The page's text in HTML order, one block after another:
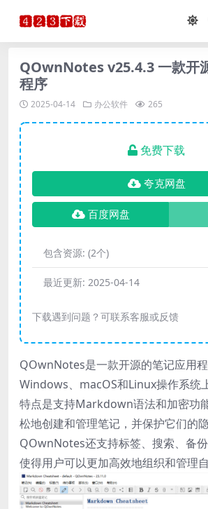
QOwnNotes v25.4.3 一款开
程序
2025-04-14 办公软件 265
免费下载
夸克网盘
百度网盘
包含资源: (2个)
最近更新: 2025-04-14
下载遇到问题？可联系客服或反馈
QOwnNotes是一款开源的笔记应用
Windows、macOS和Linux操作系统
特点是支持Markdown语法和加密功
松地创建和管理笔记，并保护它们的
QOwnNotes还支持标签、搜索、备份
使得用户可以更加高效地组织和管理自